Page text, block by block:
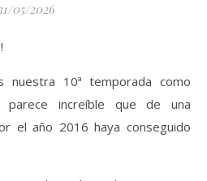
05/2026
nuestra 10ª temporada como
parece increíble que de una
el año 2016 haya conseguido